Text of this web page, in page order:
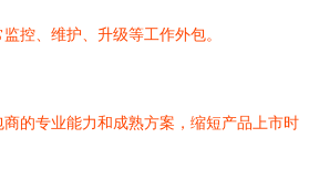
控、维护、升级等工作外包。
的专业能力和成熟方案，缩短产品上市时